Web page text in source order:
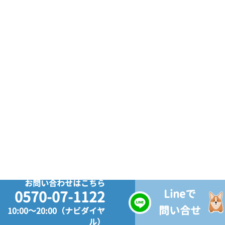
お問い合わせはこちら
0570-07-1122
10:00～20:00（ナビダイヤ
ル）
Lineで
問い合せ